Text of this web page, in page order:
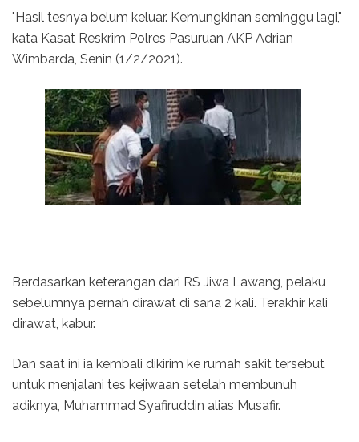
"Hasil tesnya belum keluar. Kemungkinan seminggu lagi,"
kata Kasat Reskrim Polres Pasuruan AKP Adrian
Wimbarda, Senin (1/2/2021).
Berdasarkan keterangan dari RS Jiwa Lawang, pelaku
sebelumnya pernah dirawat di sana 2 kali. Terakhir kali
dirawat, kabur.
Dan saat ini ia kembali dikirim ke rumah sakit tersebut
untuk menjalani tes kejiwaan setelah membunuh
adiknya, Muhammad Syafiruddin alias Musafir.